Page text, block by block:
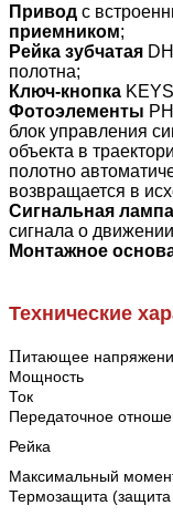
Привод с
приемником;
Рейка зубчатая
полотна;
Ключ-кнопка
Фотоэлементы
блок управления
объекта в
полотно
возвращается в
Сигнальная лампа
сигнала о
Монтажное
Технические
Питающее
Мощность
Ток
Передаточное
Рейка
Максимальный
Термозащита (защита